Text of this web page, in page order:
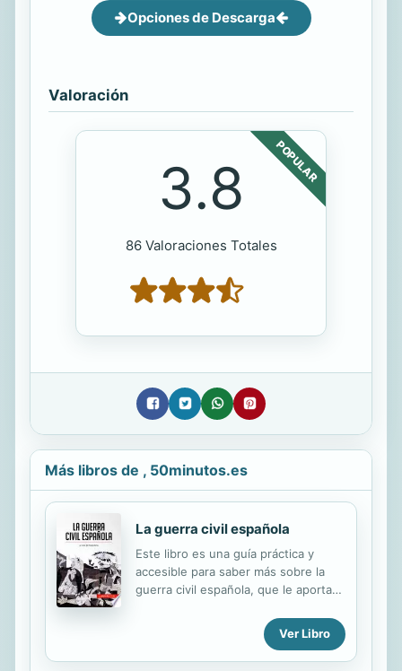
Opciones de Descarga
Valoración
POPULAR
3.8
86 Valoraciones Totales
Más libros de , 50minutos.es
La guerra civil española
Este libro es una guía práctica y
accesible para saber más sobre la
guerra civil española, que le aportará
ganar tiempo. En tan solo 50
minutos, usted podrá: • Entender el
contexto en el que se produce la
Ver Libro